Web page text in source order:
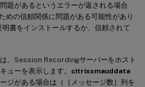
題があるというエラーが返される場合
めの信頼関係に問題がある可能性があり
書をインストールするか、信頼されて
、Session Recordingサーバーをホスト
ューを表示します。 citrixsmauddata
ジがある場合は（［メッセージ数］列を